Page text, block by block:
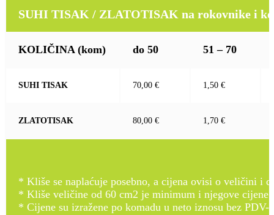
SUHI TISAK / ZLATOTISAK na rokovnike i
KOLIČINA (kom) do 50 51 – 70
SUHI TISAK 70,00 € 1,50 €
ZLATOTISAK 80,00 € 1,70 €
* Kliše se naplaćuje posebno, a cijena ovisi o veličini i
* Kliše veličine od 60 cm2 je minimum i njegove cijene
* Cijene su izražene po komadu u neto iznosu bez PDV-